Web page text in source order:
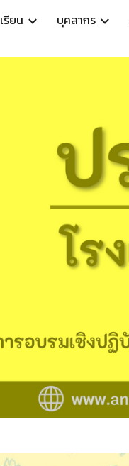
Skip to main content
รียน บุคลากร